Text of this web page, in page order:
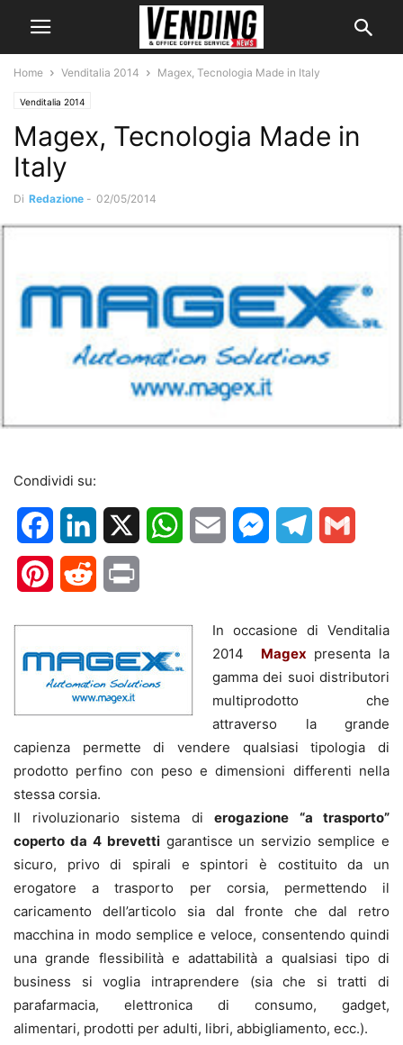
Home Venditalia 2014 Magex, Tecnologia Made in Italy
Venditalia 2014
Magex, Tecnologia Made in
Italy
Di Redazione - 02/05/2014
Condividi su:
FacebookLinkedIn WhatsApp
Email MessengerTelegram
PinterestReddit
In occasione di Venditalia
2014 Magex presenta la
gamma dei suoi distributori
multiprodotto che
attraverso la grande
capienza permette di vendere qualsiasi tipologia di
prodotto perfino con peso e dimensioni differenti nella
stessa corsia.
Il rivoluzionario sistema di erogazione “a trasporto”
coperto da 4 brevettigarantisce un servizio semplice e
sicuro, privo di spirali e spintori è costituito da un
erogatore a trasporto per corsia, permettendo il
caricamento dell’articolo sia dal fronte che dal retro
macchina in modo semplice e veloce, consentendo quindi
una grande flessibilità e adattabilità a qualsiasi tipo di
business si voglia intraprendere (sia che si tratti di
parafarmacia, elettronica di consumo, gadget,
alimentari, prodotti per adulti, libri, abbigliamento, ecc.).